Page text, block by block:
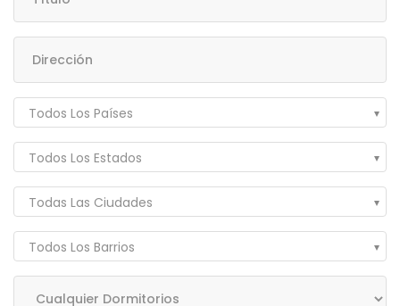
Todos Los Países
Todos Los Estados
Todas Las Ciudades
Todos Los Barrios